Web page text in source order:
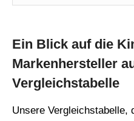
Ein Blick auf die
Markenhersteller
Vergleichstabelle
Unsere Vergleichstabelle,